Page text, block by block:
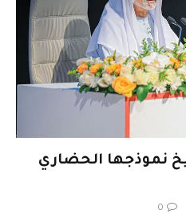
نموذجها الحضاري
0